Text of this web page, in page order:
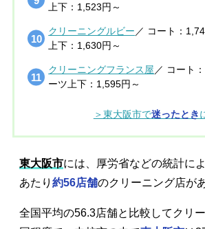
上下：1,523円～
クリーニングルビー ／ コート：
上下：1,630円～
クリーニングフランス屋 ／ コート
ーツ上下：1,595円～
＞東大阪市で迷ったとき
東大阪市には、厚労省などの統計に
あたり 約56店舗のクリーニング店が
全国平均の56.3店舗と比較してクリ